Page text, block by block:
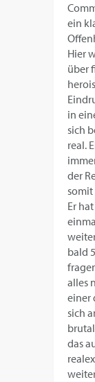
ein
Hier
über
in
sich
real.
der
somit
Er
bald
alles
einer
sich
das